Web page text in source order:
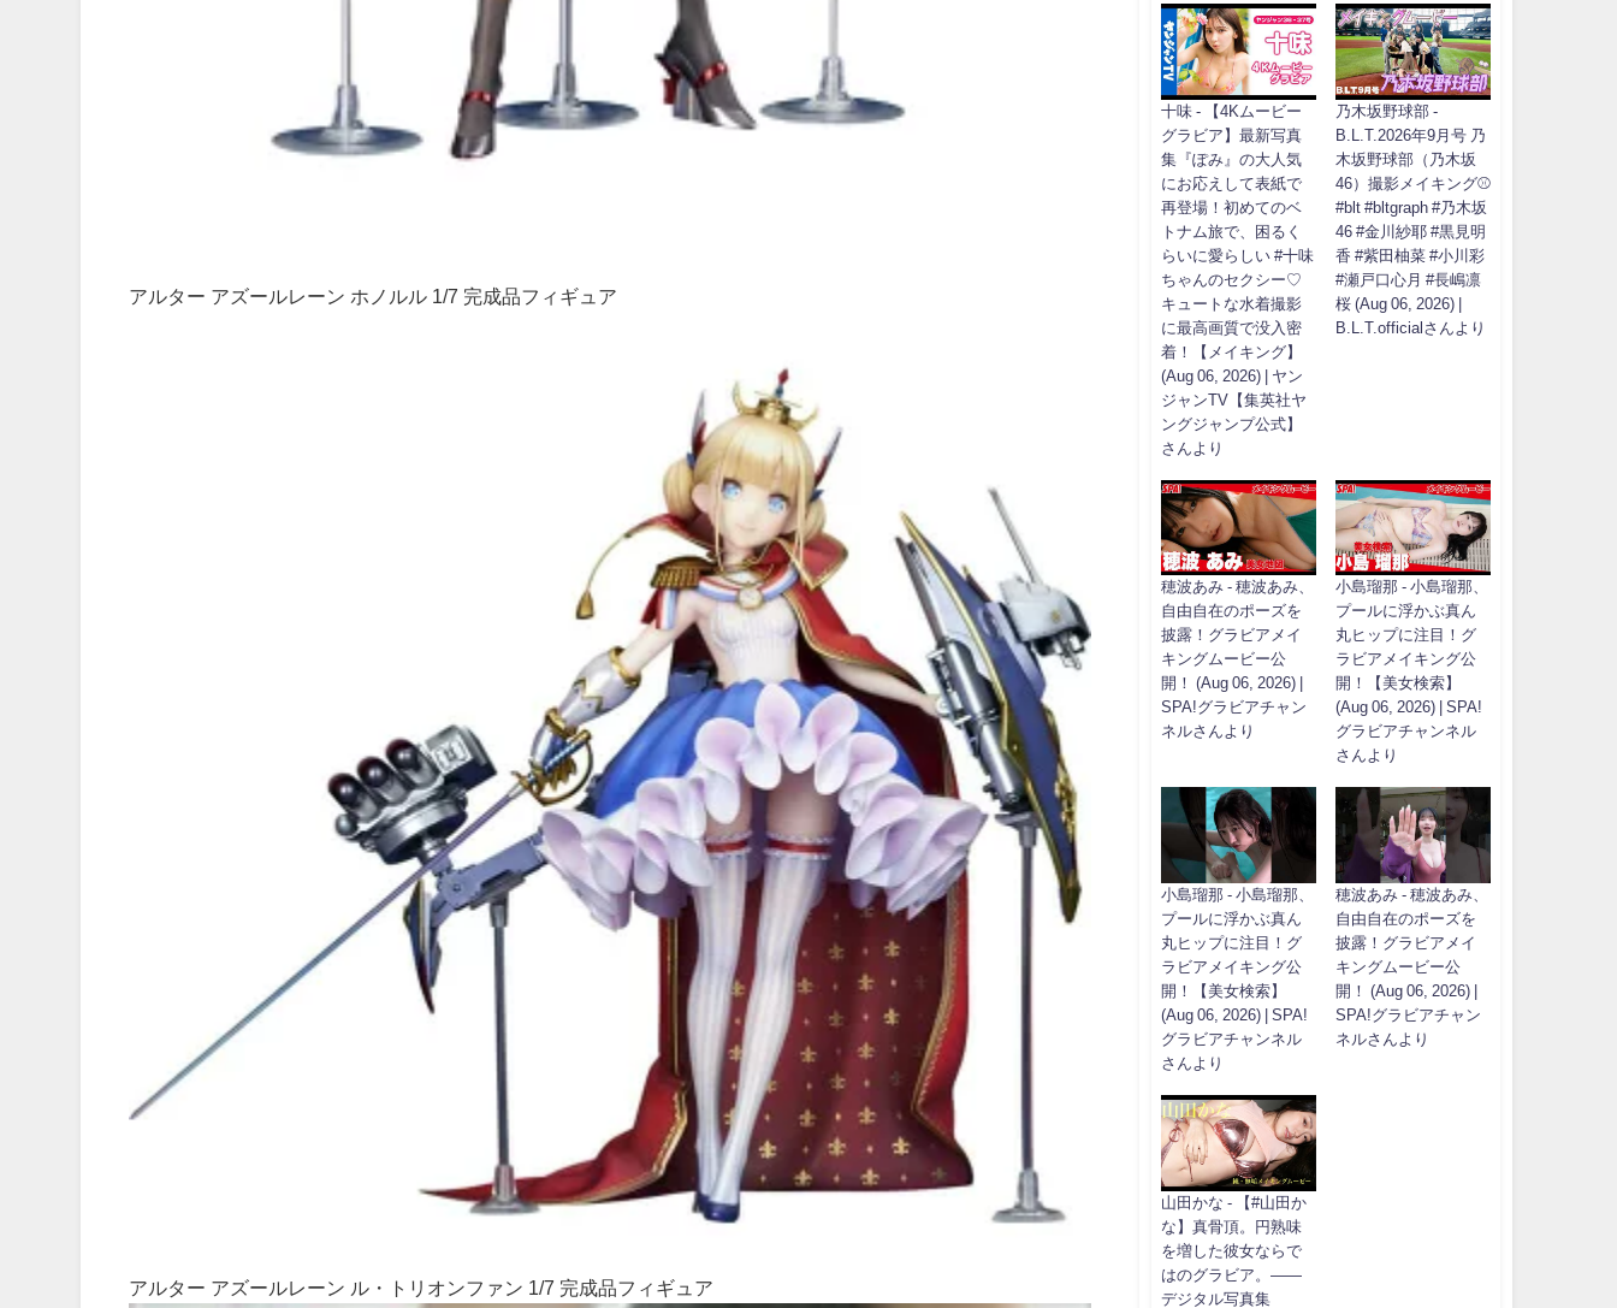
アルター アズールレーン ホノルル 1/7 完成品フィギュア
アルター アズールレーン ル・トリオンファン 1/7 完成品フィギュア
十味 - 【4Kムービー
グラビア】最新写真
集『ぽみ』の大人気
にお応えして表紙で
再登場！初めてのベ
トナム旅で、困るく
らいに愛らしい #十味
ちゃんのセクシー♡
キュートな水着撮影
に最高画質で没入密
着！【メイキング】
(Aug 06, 2026) | ヤン
ジャンTV【集英社ヤ
ングジャンプ公式】
さんより
乃木坂野球部 -
B.L.T.2026年9月号 乃
木坂野球部（乃木坂
46）撮影メイキング⚾️
#blt #bltgraph #乃木坂
46 #金川紗耶 #黒見明
香 #紫田柚菜 #小川彩
#瀬戸口心月 #長嶋凛
桜 (Aug 06, 2026) |
B.L.T.officialさんより
穂波あみ - 穂波あみ、
自由自在のポーズを
披露！グラビアメイ
キングムービー公
開！ (Aug 06, 2026) |
SPA!グラビアチャン
ネルさんより
小島瑠那 - 小島瑠那、
プールに浮かぶ真ん
丸ヒップに注目！グ
ラビアメイキング公
開！【美女検索】
(Aug 06, 2026) | SPA!
グラビアチャンネル
さんより
小島瑠那 - 小島瑠那、
プールに浮かぶ真ん
丸ヒップに注目！グ
ラビアメイキング公
開！【美女検索】
(Aug 06, 2026) | SPA!
グラビアチャンネル
さんより
穂波あみ - 穂波あみ、
自由自在のポーズを
披露！グラビアメイ
キングムービー公
開！ (Aug 06, 2026) |
SPA!グラビアチャン
ネルさんより
山田かな - 【#山田か
な】真骨頂。円熟味
を増した彼女ならで
はのグラビア。――
デジタル写真集